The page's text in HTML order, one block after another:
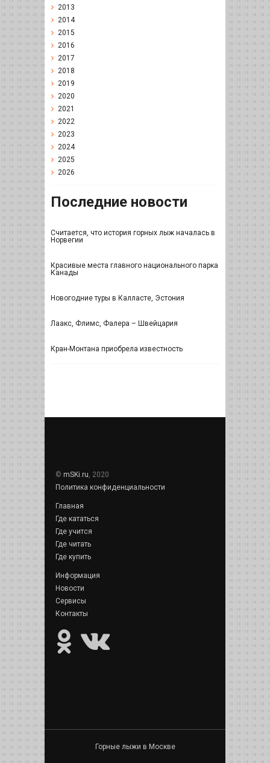
2013
2014
2015
2016
2017
2018
2019
2020
2021
2022
2023
2024
2025
2026
Последние новости
Считается, что история горных лыж началась в
Норвегии
Красивые места главного национального парка
Канады
Новогодние туры в Калласте, Эстония
Лаакс, Флимс, Фалера – Швейцария
Кран-Монтана приобрела известность
© mSKi.ru, 2020
Политика конфиденциальности
Главная
Где кататься
Где учится
Где читать
Где купить
Информация
Новости
Сервисы
Контакты
Горные лыжи в Москве